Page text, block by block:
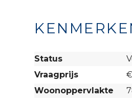
Status
Vraagprijs
Woonoppervlakte